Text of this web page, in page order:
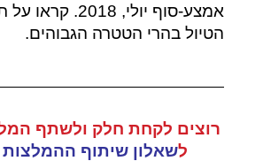
אמצע-סוף יולי, 2018.
הטיול בהרי הטטרה הגבוהים.
רוצים לקחת חלק ולשתף
לשאלון שיתוף ההמלצות